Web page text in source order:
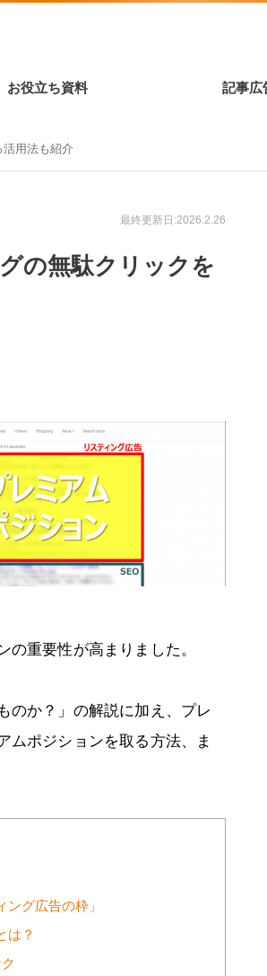
お役立ち資料 記事広
用法も紹介
最終更新日:2026.2.26
の無駄クリックを
重要性が高まりました。
のか？」の解説に加え、プレ
ムポジションを取る方法、ま
グ広告の枠」
は？